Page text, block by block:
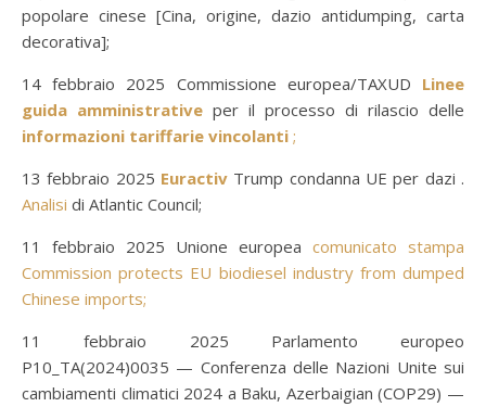
popolare cinese [Cina, origine, dazio antidumping, carta
decorativa];
14 febbraio 2025 Commissione europea/TAXUD Linee
guida amministrative per il processo di rilascio delle
informazioni tariffarie vincolanti ;
13 febbraio 2025 Euractiv Trump condanna UE per dazi .
Analisi di Atlantic Council;
11 febbraio 2025 Unione europea comunicato stampa
Commission protects EU biodiesel industry from dumped
Chinese imports;
11 febbraio 2025 Parlamento europeo
P10_TA(2024)0035 — Conferenza delle Nazioni Unite sui
cambiamenti climatici 2024 a Baku, Azerbaigian (COP29) —